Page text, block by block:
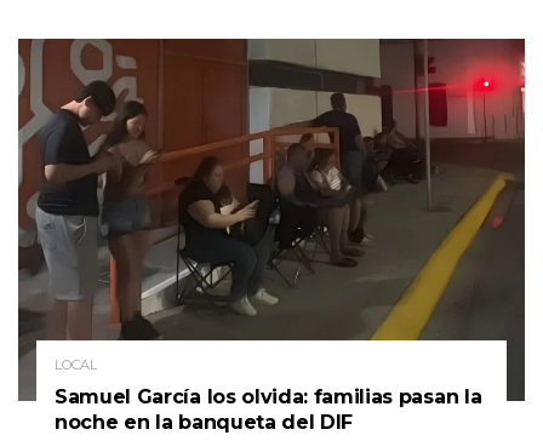
LOCAL
Samuel García los olvida: familias pasan la
noche en la banqueta del DIF